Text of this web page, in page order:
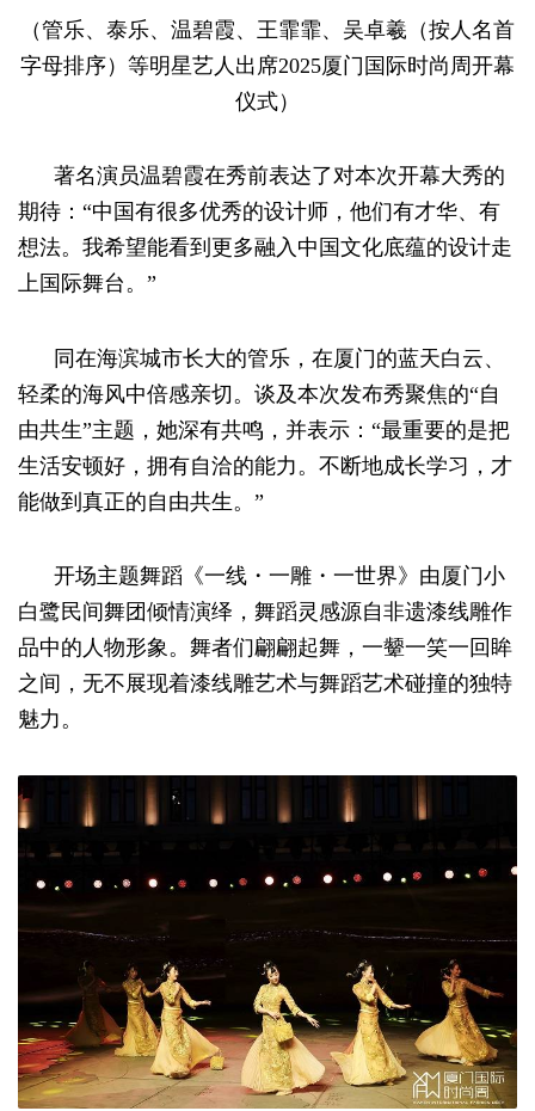
（管乐、泰乐、温碧霞、王霏霏、吴卓羲（按人名首
字母排序）等明星艺人出席2025厦门国际时尚周开幕
仪式）
著名演员温碧霞在秀前表达了对本次开幕大秀的
期待：“中国有很多优秀的设计师，他们有才华、有
想法。我希望能看到更多融入中国文化底蕴的设计走
上国际舞台。”
同在海滨城市长大的管乐，在厦门的蓝天白云、
轻柔的海风中倍感亲切。谈及本次发布秀聚焦的“自
由共生”主题，她深有共鸣，并表示：“最重要的是把
生活安顿好，拥有自洽的能力。不断地成长学习，才
能做到真正的自由共生。”
开场主题舞蹈《一线・一雕・一世界》由厦门小
白鹭民间舞团倾情演绎，舞蹈灵感源自非遗漆线雕作
品中的人物形象。舞者们翩翩起舞，一颦一笑一回眸
之间，无不展现着漆线雕艺术与舞蹈艺术碰撞的独特
魅力。